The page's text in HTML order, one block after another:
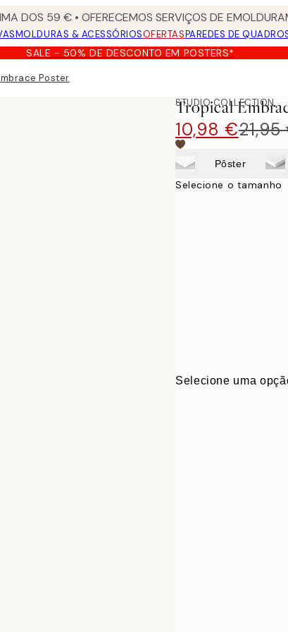
DOS 59 € • OFERECEMOS SERVIÇOS DE
MOLDURAS & ACESSÓRIOSOFERTASPAREDES DE
SALE - 50% DE DESCONTO EM POSTERS*
Poster
STUDIO COLLECTION
Tropical
10,98 €
Pôster
Selecione o tamanho
Selecione uma